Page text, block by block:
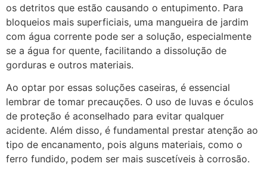
os detritos que estão causando o entupimento. Para
bloqueios mais superficiais, uma mangueira de jardim
com água corrente pode ser a solução, especialmente
se a água for quente, facilitando a dissolução de
gorduras e outros materiais.
Ao optar por essas soluções caseiras, é essencial
lembrar de tomar precauções. O uso de luvas e óculos
de proteção é aconselhado para evitar qualquer
acidente. Além disso, é fundamental prestar atenção ao
tipo de encanamento, pois alguns materiais, como o
ferro fundido, podem ser mais suscetíveis à corrosão.